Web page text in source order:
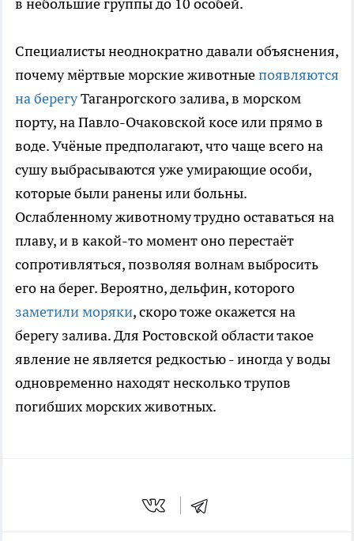
в небольшие группы до 10 особей.
Специалисты неоднократно давали объяснения,
почему мёртвые морские животныепоявляются
на берегуТаганрогского залива, в морском
порту, на Павло-Очаковской косе или прямо в
воде. Учёные предполагают, что чаще всего на
сушу выбрасываются уже умирающие особи,
которые были ранены или больны.
Ослабленному животному трудно оставаться на
плаву, и в какой-то момент оно перестаёт
сопротивляться, позволяя волнам выбросить
его на берег. Вероятно, дельфин, которого
заметили моряки, скоро тоже окажется на
берегу залива. Для Ростовской области такое
явление не является редкостью - иногда у воды
одновременно находят несколько трупов
погибших морских животных.